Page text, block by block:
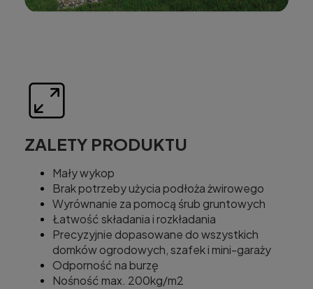
ZALETY PRODUKTU
Mały wykop
Brak potrzeby użycia podłoża żwirowego
Wyrównanie za pomocą śrub gruntowych
Łatwość składania i rozkładania
Precyzyjnie dopasowane do wszystkich
domków ogrodowych, szafek i mini-garaży
Odporność na burzę
Nośność max. 200kg/m2